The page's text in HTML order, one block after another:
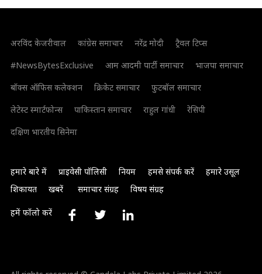
अरविंद केजरीवाल कांग्रेस समाचार नरेंद्र मोदी
ट्रैवल टिप्स
#NewsBytesExclusive
आम आदमी पार्टी समाचार
भाजपा समाचार
बॉक्स ऑफिस कलेक्शन
क्रिकेट समाचार
फुटबॉल समाचार
लेटेस्ट स्मार्टफोन्स
पाकिस्तान समाचार राहुल गांधी
रेसिपी
दक्षिण भारतीय सिनेमा
हमारे बारे में प्राइवेसी पॉलिसी नियम हमसे संपर्क करें
हमारे उसूल
शिकायत
खबरें समाचार संग्रह विषय संग्रह
हमें फॉलो करें